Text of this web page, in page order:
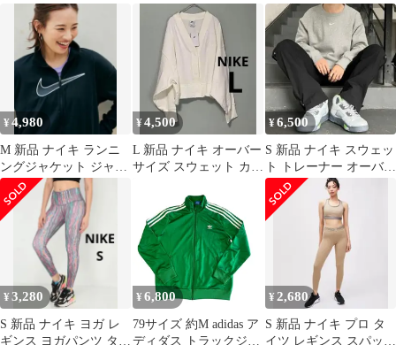
イヤーバードハーフパ
ンツ adidas
ロイ パファー ショート
イヤーバードハーフパ
ンツ adidas
¥4,980
M 新品 ナイキ ランニ
ングジャケット ジャー
ジ フリース 黒 ジャケ
ット
¥4,500
L 新品 ナイキ オーバー
サイズ スウェット カー
¥6,500
S 新品 ナイキ スウェッ
ト トレーナー オーバー
サイズ グレー フェニッ
クス
¥3,280
S 新品 ナイキ ヨガ レ
ギンス ヨガパンツ タイ
¥ 6,800
79サイズ 約M adidas ア
ディダス トラックジャ
¥2,680
S 新品 ナイキ プロ タ
イツ レギンス スパッツ